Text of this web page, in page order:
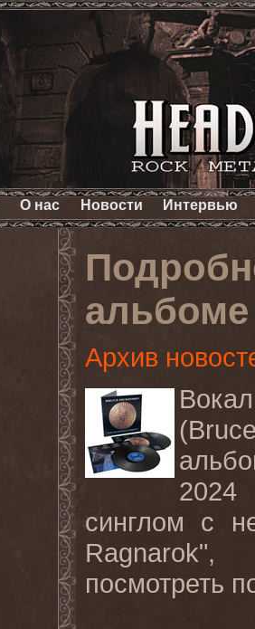
О нас Новости Интервью
Архив
синглом с
Ragnarok",
посмотреть